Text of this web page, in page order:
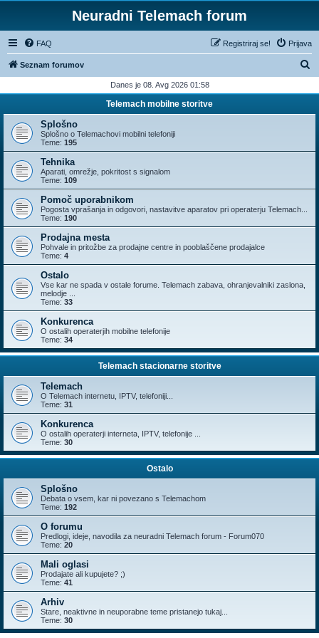
Neuradni Telemach forum
FAQ Prijava
Registriraj se!
Seznam forumov
a
j
Danes je 08. Avg 2026 01:58
Telemach mobilne storitve
Splošno
Splošno o Telemachovi mobilni telefoniji
Teme: 195
Tehnika
Aparati, omrežje, pokritost s signalom
Teme: 109
Pomoč uporabnikom
Pogosta vprašanja in odgovori, nastavitve aparatov pri operaterju Telemach...
Teme: 190
Prodajna mesta
Pohvale in pritožbe za prodajne centre in pooblaščene prodajalce
Teme: 4
Ostalo
Vse kar ne spada v ostale forume. Telemach zabava, ohranjevalniki zaslona,
melodje ...
Teme: 33
Konkurenca
O ostalih operaterjih mobilne telefonije
Teme: 34
Telemach stacionarne storitve
Telemach
O Telemach internetu, IPTV, telefoniji...
Teme: 31
Konkurenca
O ostalih operaterji interneta, IPTV, telefonije ...
Teme: 30
Ostalo
Splošno
Debata o vsem, kar ni povezano s Telemachom
Teme: 192
O forumu
Predlogi, ideje, navodila za neuradni Telemach forum - Forum070
Teme: 20
Mali oglasi
Prodajate ali kupujete? ;)
Teme: 41
Arhiv
Stare, neaktivne in neuporabne teme pristanejo tukaj...
Teme: 30